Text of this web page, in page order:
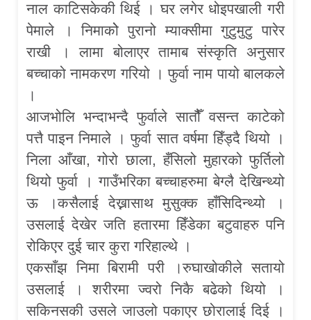
नाल काटिसकेकी थिई । घर लगेर धोइपखाली गरी
पेमाले । निमाकोे पुरानो म्याक्सीमा गुटुमुटु पारेर
राखी । लामा बोलाएर तामाब संस्कृति अनुसार
बच्चाको नामकरण गरियो । फुर्वा नाम पायो बालकले
।
आजभोलि भन्दाभन्दै फुर्वाले सातौैँ वसन्त काटेको
पत्तै पाइन निमाले । फुर्वा सात वर्षमा हिँड्दै थियो ।
निला आँखा, गोरो छाला, हँसिलो मुहारको फुर्तिलो
थियो फुर्वा । गाउँभरिका बच्चाहरुमा बेग्लै देखिन्थ्यो
ऊ ।कसैलाई देख्नासाथ मुसुक्क हाँसिदिन्थ्यो ।
उसलाई देखेर जति हतारमा हिँडेका बटुवाहरु पनि
रोकिएर दुई चार कुरा गरिहाल्थे ।
एकसाँझ निमा बिरामी परी ।रुघाखोकीले सतायो
उसलाई । शरीरमा ज्वरो निकै बढेको थियो ।
सकिनसकी उसले जाउलो पकाएर छोरालाई दिई ।